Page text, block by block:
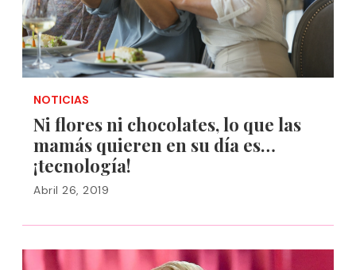
NOTICIAS
Ni flores ni chocolates, lo que las
mamás quieren en su día es…
¡tecnología!
Abril 26, 2019